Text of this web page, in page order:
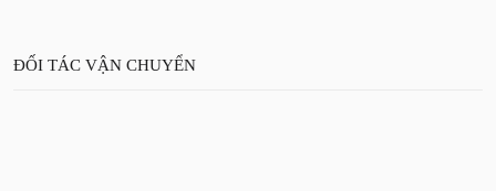
ĐỐI TÁC VẬN CHUYỂN